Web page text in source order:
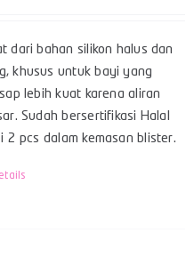
dari bahan silikon halus dan
khusus untuk bayi yang
lebih kuat karena aliran
Sudah bersertifikasi Halal
2 pcs dalam kemasan blister.